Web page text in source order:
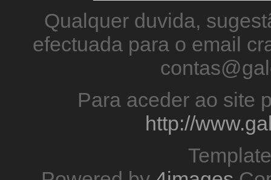
Qualquer duvida,
efectuada para o email
Para aceder ao site
http://